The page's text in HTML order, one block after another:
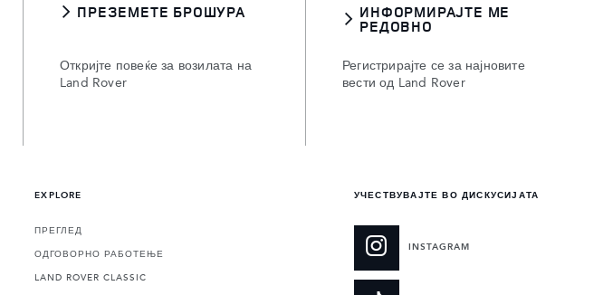
ПРЕЗЕМЕТЕ БРОШУРА
Откријте повеќе за возилата на
Land Rover
ИНФОРМИРАЈТЕ МЕ
РЕДОВНО
Регистрирајте се за најновите
вести од Land Rover
EXPLORE
ПРЕГЛЕД
ОДГОВОРНО РАБОТЕЊЕ
LAND ROVER CLASSIC
УЧЕСТВУВАЈТЕ ВО ДИСКУСИЈАТА
INSTAGRAM